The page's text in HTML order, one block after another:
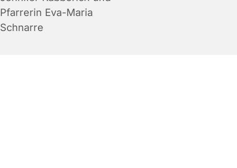
Pfarrerin Eva-Maria
Schnarre